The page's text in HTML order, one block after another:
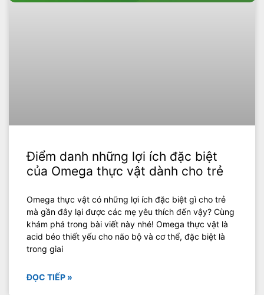
Điểm danh những lợi ích đặc biệt
của Omega thực vật dành cho trẻ
Omega thực vật có những lợi ích đặc biệt gì cho trẻ
mà gần đây lại được các mẹ yêu thích đến vậy? Cùng
khám phá trong bài viết này nhé! Omega thực vật là
acid béo thiết yếu cho não bộ và cơ thể, đặc biệt là
trong giai
ĐỌC TIẾP »